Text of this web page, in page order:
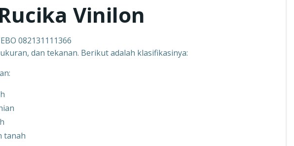
Vinilon
082131111366
dan tekanan. Berikut adalah klasifikasinya:
tanah